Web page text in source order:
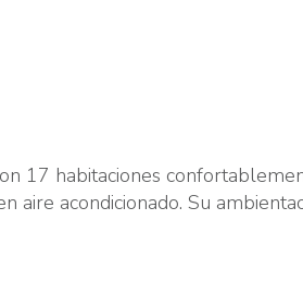
17 habitaciones
aire acondicionado. Su